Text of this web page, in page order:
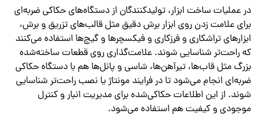
در عملیات ساخت ابزار، تولیدکنندگان از دستگاه‌های حکاکی ضربه‌ای
برای علامت زدن روی ابزار برش دقیق مثل قالب‌های تزریق و برش،
ابزارهای تراشکاری و فرزکاری و فیکسچرها و گیج‌ها استفاده می‌کنند
که راحت‌تر شناسایی شوند. علامت‌گذاری روی قطعات ساخته‌شده
بزرگ مثل قاب‌ها، تیر‌آهن‌ها، شاسی و پانل‌ها هم با دستگاه حکاکی
ضربه‌ای انجام می‌شود تا در فرایند مونتاژ یا نصب راحت‌تر شناسایی
شوند. از این اطلاعات حکاکی‌شده برای مدیریت انبار و کنترل
موجودی و کیفیت هم استفاده می‌شود.